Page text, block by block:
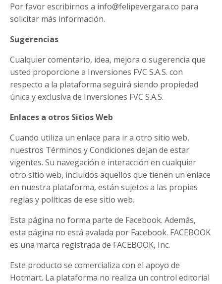
Por favor escribirnos a info@felipevergara.co para
solicitar más información.
Sugerencias
Cualquier comentario, idea, mejora o sugerencia que
usted proporcione a Inversiones FVC S.A.S. con
respecto a la plataforma seguirá siendo propiedad
única y exclusiva de Inversiones FVC S.A.S.
Enlaces a otros Sitios Web
Cuando utiliza un enlace para ir a otro sitio web,
nuestros Términos y Condiciones dejan de estar
vigentes. Su navegación e interacción en cualquier
otro sitio web, incluidos aquellos que tienen un enlace
en nuestra plataforma, están sujetos a las propias
reglas y políticas de ese sitio web.
Esta página no forma parte de Facebook. Además,
esta página no está avalada por Facebook. FACEBOOK
es una marca registrada de FACEBOOK, Inc.
Este producto se comercializa con el apoyo de
Hotmart. La plataforma no realiza un control editorial